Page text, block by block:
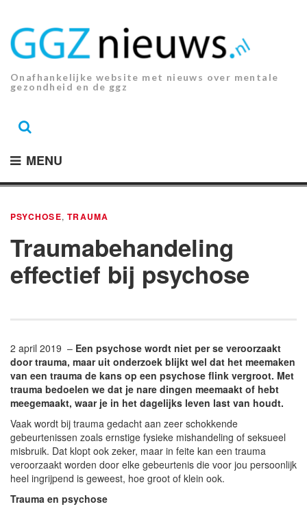
inhoud.
Onafhankelijke website met nieuws over mentale
gezondheid en de ggz
MENU
PSYCHOSE,TRAUMA
Traumabehandeling
effectief bij psychose
2 april 2019 – Een psychose wordt niet per se veroorzaakt
door trauma, maar uit onderzoek blijkt wel dat het meemaken
van een trauma de kans op een psychose flink vergroot. Met
trauma bedoelen we dat je nare dingen meemaakt of hebt
meegemaakt, waar je in het dagelijks leven last van houdt.
Vaak wordt bij trauma gedacht aan zeer schokkende
gebeurtenissen zoals ernstige fysieke mishandeling of seksueel
misbruik. Dat klopt ook zeker, maar in feite kan een trauma
veroorzaakt worden door elke gebeurtenis die voor jou persoonlijk
heel ingrijpend is geweest, hoe groot of klein ook.
Trauma en psychose